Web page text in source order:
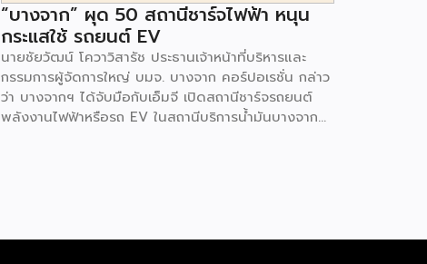
“บางจาก” ผุด 50 สถานีชาร์จไฟฟ้า หนุน
กระแสใช้ รถยนต์ EV
นายชัยวัฒน์ โควาวิสารัช ประธานเจ้าหน้าที่บริหารและ
กรรมการผู้จัดการใหญ่ บมจ. บางจาก คอร์ปอเรชั่น กล่าว
ว่า บางจากฯ ได้จับมือกับเอ็มจี เปิดสถานีชาร์จรถยนต์
พลังงานไฟฟ้าหรือรถ EV ในสถานีบริการน้ำมันบางจาก
จะทำให้สถานีบริการน้ำมันบางจากมีสถานีชาร์จรถ EV ทั้ง